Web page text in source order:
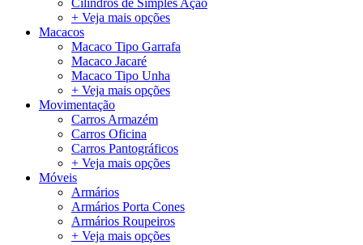
Cilindros de Simples Ação
+ Veja mais opções
Macacos
Macaco Tipo Garrafa
Macaco Jacaré
Macaco Tipo Unha
+ Veja mais opções
Movimentação
Carros Armazém
Carros Oficina
Carros Pantográficos
+ Veja mais opções
Móveis
Armários
Armários Porta Cones
Armários Roupeiros
+ Veja mais opções